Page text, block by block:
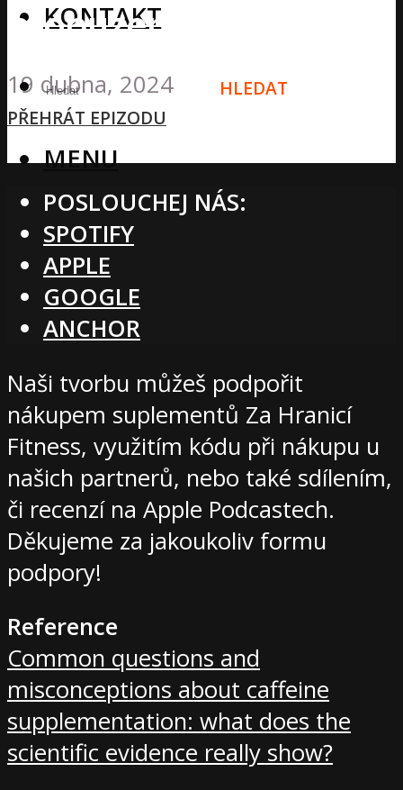
KONTAKT
HLEDAT
MENU
probuzení
19 dubna, 2024
PŘEHRÁT EPIZODU
POSLOUCHEJ NÁS:
SPOTIFY
APPLE
GOOGLE
ANCHOR
Naši tvorbu můžeš podpořit
nákupem suplementů Za Hranicí
Fitness, využitím kódu při nákupu u
našich partnerů, nebo také sdílením,
či recenzí na Apple Podcastech.
Děkujeme za jakoukoliv formu
podpory!
Reference
Common questions and
misconceptions about caffeine
supplementation: what does the
scientific evidence really show?